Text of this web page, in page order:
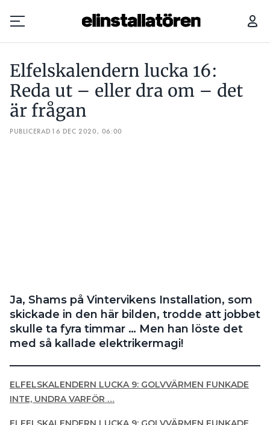
Prenumerera
Hantera prenumeration
SEARCH
Elfelskalendern lucka 16:
Reda ut – eller dra om – det
är frågan
PUBLICERAD 16 DEC 2020, 06:00
Ja, Shams på Vintervikens Installation, som
skickade in den här bilden, trodde att jobbet
skulle ta fyra timmar … Men han löste det
med så kallade elektrikermagi!
ELFELSKALENDERN LUCKA 9: GOLVVÄRMEN FUNKADE
INTE, UNDRA VARFÖR …